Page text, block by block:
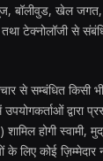
बॉलीवुड, खेल
टेक्नोलॉजी से
से सम्बंधित किसी
द्वारा
शामिल होगी
लिए कोई ज़िम्मेदार